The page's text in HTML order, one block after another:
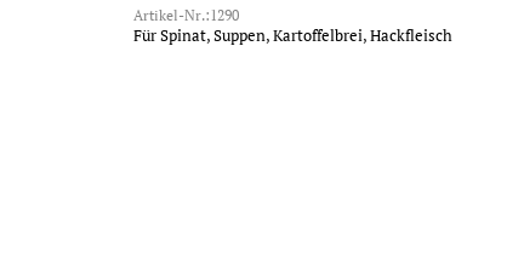
Artikel-Nr.:1290
Für Spinat, Suppen, Kartoffelbrei, Hackfleisch